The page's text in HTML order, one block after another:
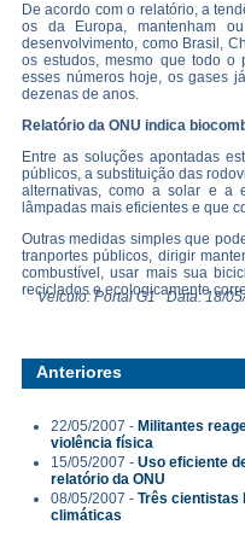
De acordo com o relatório, a
os da Europa, mantenham
desenvolvimento, como Brasil,
os estudos, mesmo que todo o
esses números hoje, os gases
dezenas de anos.
Relatório da ONU indica
Entre as soluções apontadas
públicos, a substituição das
alternativas, como a solar e a
lâmpadas mais eficientes e que
Outras medidas simples que
tranportes públicos, dirigir
combustível, usar mais sua
reciclados e ecologicamente
Veículo: Portal G1 Data: 18/
Anteriores
22/05/2007 - Militantes
violência física
15/05/2007 - Uso eficiente
relatório da ONU
08/05/2007 - Três cientistas
climáticas